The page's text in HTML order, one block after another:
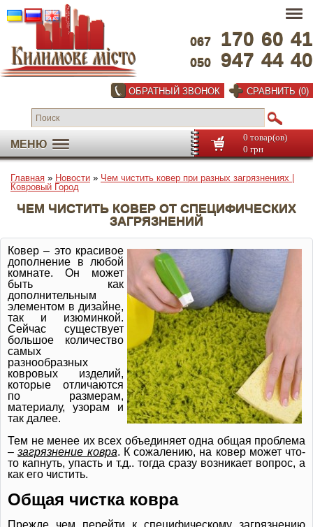
067 170 60 41
050 947 44 40
ОБРАТНЫЙ ЗВОНОК СРАВНИТЬ (0)
МЕНЮ
0 товар(ов)
0 грн
Главная » Новости » Чем чистить ковер при разных загрязнениях |
Ковровый Город
ЧЕМ ЧИСТИТЬ КОВЕР ОТ СПЕЦИФИЧЕСКИХ
ЗАГРЯЗНЕНИЙ
Ковер – это красивое
дополнение в любой
комнате. Он может
быть как
дополнительным
элементом в дизайне,
так и изюминкой.
Сейчас существует
большое количество
самых
разнообразных
ковровых изделий,
которые отличаются
по размерам,
материалу, узорам и
так далее.
Тем не менее их всех объединяет одна общая проблема
–загрязнение ковра. К сожалению, на ковер может что-
то капнуть, упасть и т.д.. тогда сразу возникает вопрос, а
как его чистить.
Общая чистка ковра
Прежде чем перейти к специфическому загрязнению